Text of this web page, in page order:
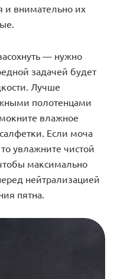
и внимательно их
— нужно
задачей будет
Лучше
полотенцами
влажное
Если моча
увлажните чистой
максимально
нейтрализацией
пятна.